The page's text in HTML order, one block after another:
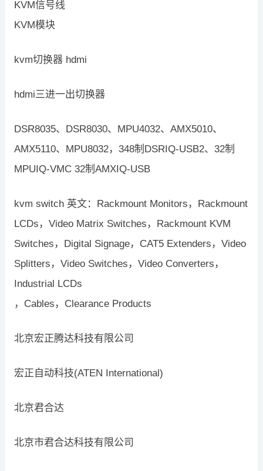
KVM信号线
KVM模块
kvm切换器 hdmi
hdmi三进一出切换器
DSR8035、DSR8030、MPU4032、AMX5010、
AMX5110、MPU8032，348制DSRIQ-USB2、32制
MPUIQ-VMC 32制AMXIQ-USB
kvm switch 英文：Rackmount Monitors，Rackmount
LCDs，Video Matrix Switches，Rackmount KVM
Switches，Digital Signage，CAT5 Extenders，Video
Splitters，Video Switches，Video Converters，
Industrial LCDs
，Cables，Clearance Products
北京宏正腾达科技有限公司
宏正自动科技(ATEN International)
北京君合达
北京市君合达科技有限公司